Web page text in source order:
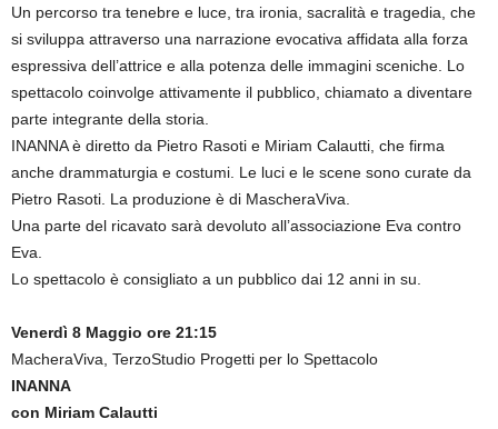
Un percorso tra tenebre e luce, tra ironia, sacralità e tragedia, che
si sviluppa attraverso una narrazione evocativa affidata alla forza
espressiva dell’attrice e alla potenza delle immagini sceniche. Lo
spettacolo coinvolge attivamente il pubblico, chiamato a diventare
parte integrante della storia.
INANNA è diretto da Pietro Rasoti e Miriam Calautti, che firma
anche drammaturgia e costumi. Le luci e le scene sono curate da
Pietro Rasoti. La produzione è di MascheraViva.
Una parte del ricavato sarà devoluto all’associazione Eva contro
Eva.
Lo spettacolo è consigliato a un pubblico dai 12 anni in su.
Venerdì 8 Maggio ore 21:15
MacheraViva, TerzoStudio Progetti per lo Spettacolo
INANNA
con Miriam Calautti